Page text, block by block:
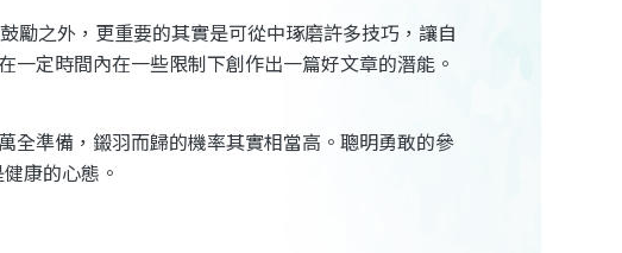
勵之外，更重要的其實是可從中琢磨許多技巧，讓自
一定時間內在一些限制下創作出一篇好文章的潛能。
全準備，鎩羽而歸的機率其實相當高。聰明勇敢的參
康的心態。